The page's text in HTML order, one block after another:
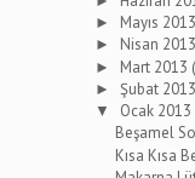
► Mayıs 2013
► Nisan 2013
► Mart 2013
► Şubat 2013
▼ Ocak 2013
Beşamel
Kısa Kısa